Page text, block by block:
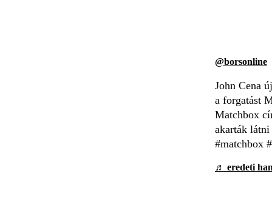
@borsonline
John Cena
a forgatást
Matchbox
akarták
#matchbox
♬ eredeti